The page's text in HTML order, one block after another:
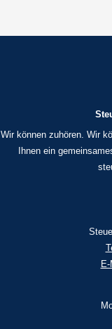
Wir können zuhören. Wir
Ihnen ein